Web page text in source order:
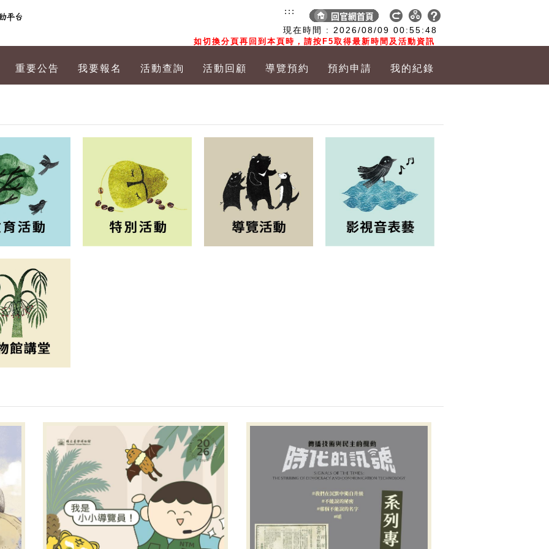
現在時間 : 2026/08/09 00:55:49
如切換分頁再回到本頁時，請按F5取得最新時間及活動資訊
:::
重要公告 我要報名 活動查詢 活動回顧 導覽預約 預約申請 我的紀錄